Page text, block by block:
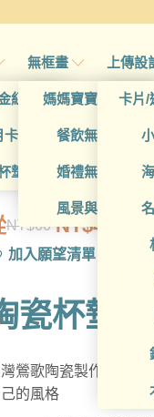
紅包袋
卡
墊
無框畫
媽媽寶寶無框畫
餐飲無框畫
婚禮無框畫
風景與藝術
上傳設
卡片/
NT$60
：
NT$49
：
加入願望清單
瓷杯墊
鶯歌陶瓷製作的設計
的風格